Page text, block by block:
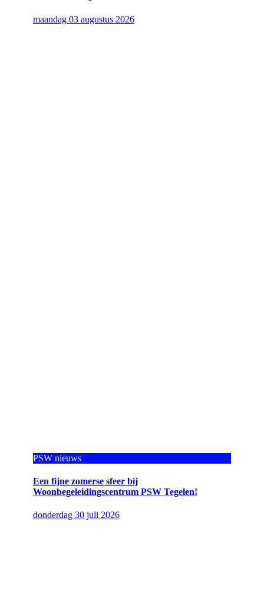
maandag 03 augustus 2026
PSW nieuws
Een fijne zomerse sfeer bij
Woonbegeleidingscentrum PSW Tegelen!
donderdag 30 juli 2026